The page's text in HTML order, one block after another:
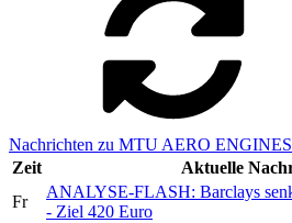
Nachrichten zu MTU AERO
Zeit
Aktuelle
Fr
ANALYSE-FLASH: Barclays
- Ziel 420 Euro